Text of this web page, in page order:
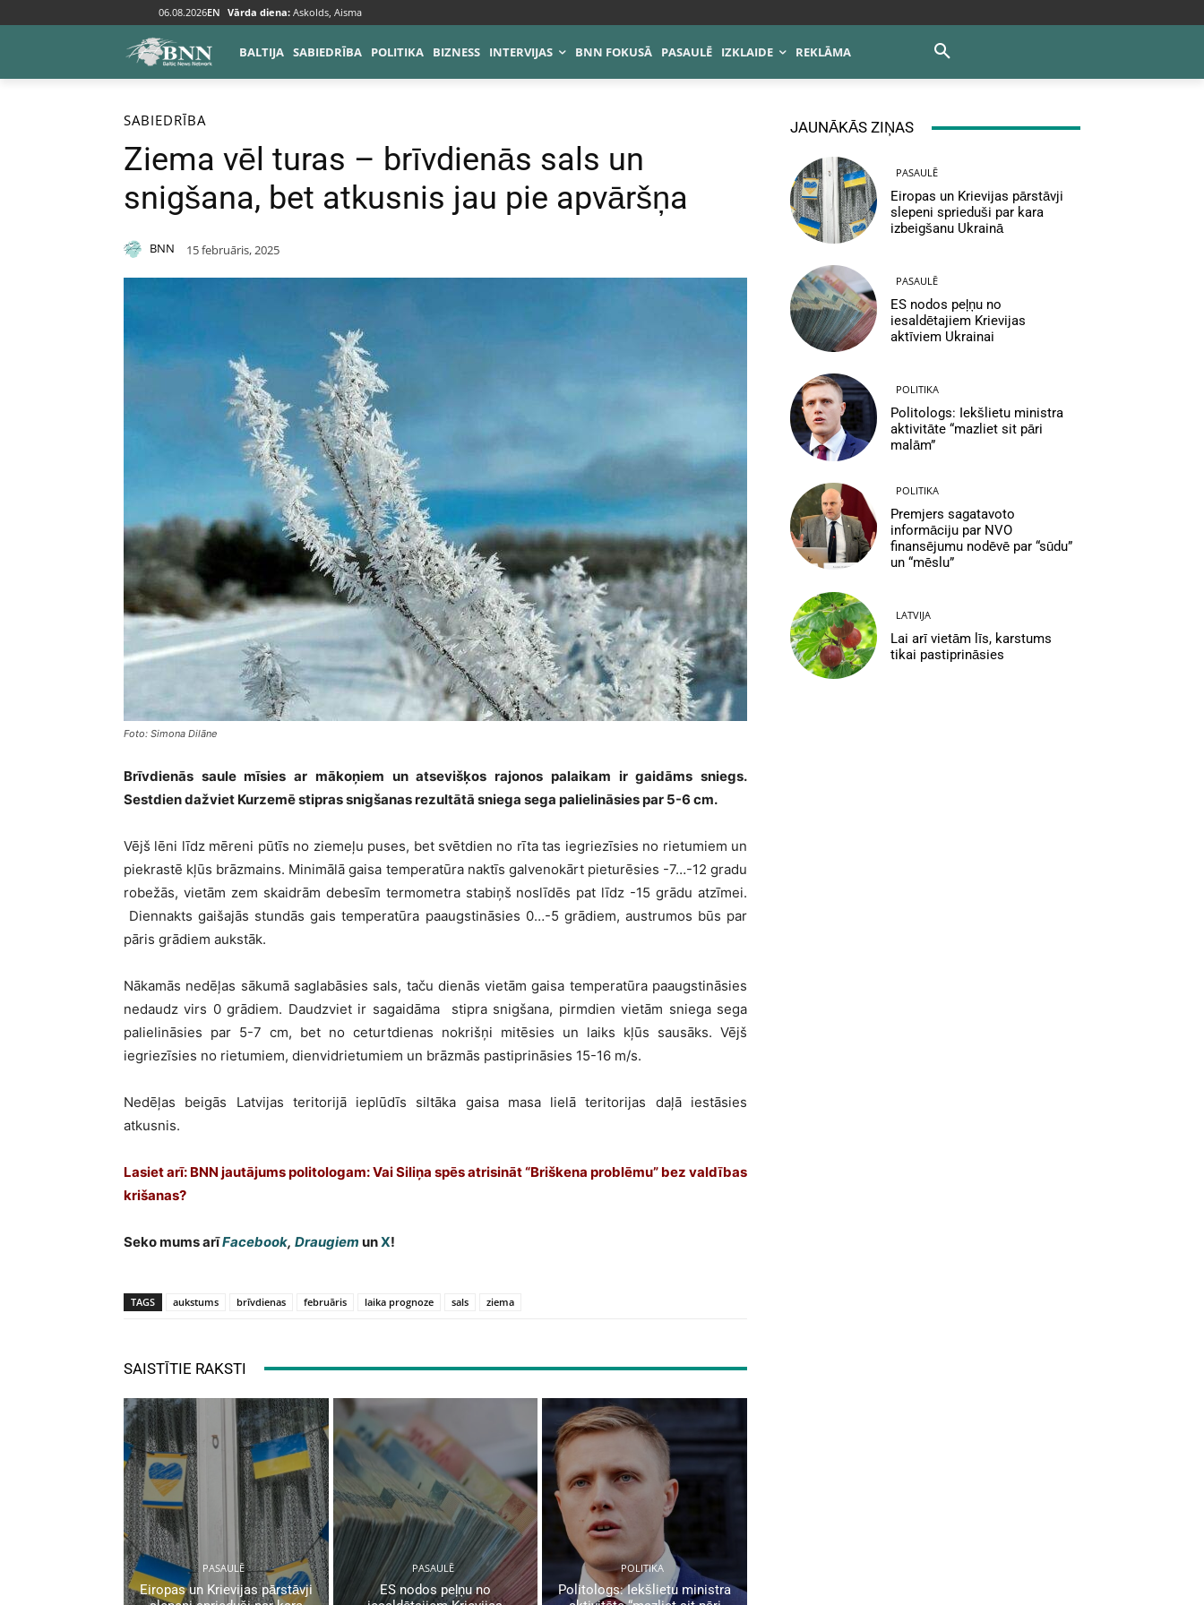
06.08.2026EN Vārda diena: Askolds, Aisma
BALTIJA SABIEDRĪBA POLITIKA BIZNESS INTERVIJAS BNN FOKUSĀ PASAULĒ IZKLAIDE REKLĀMA
Sākums Sabiedrība
SABIEDRĪBA
Ziema vēl turas – brīvdienās sals un
snigšana, bet atkusnis jau pie apvāršņa
BNN 15 februāris, 2025
Foto: Simona Dilāne
Brīvdienās saule mīsies ar mākoņiem un atsevišķos rajonos palaikam ir gaidāms sniegs.
Sestdien dažviet Kurzemē stipras snigšanas rezultātā sniega sega palielināsies par 5-6 cm.
Vējš lēni līdz mēreni pūtīs no ziemeļu puses, bet svētdien no rīta tas iegriezīsies no rietumiem un
piekrastē kļūs brāzmains. Minimālā gaisa temperatūra naktīs galvenokārt pieturēsies -7…-12 gradu
robežās, vietām zem skaidrām debesīm termometra stabiņš noslīdēs pat līdz -15 grādu atzīmei.
Diennakts gaišajās stundās gais temperatūra paaugstināsies 0…-5 grādiem, austrumos būs par
pāris grādiem aukstāk.
Nākamās nedēļas sākumā saglabāsies sals, taču dienās vietām gaisa temperatūra paaugstināsies
nedaudz virs 0 grādiem. Daudzviet ir sagaidāma stipra snigšana, pirmdien vietām sniega sega
palielināsies par 5-7 cm, bet no ceturtdienas nokrišņi mitēsies un laiks kļūs sausāks. Vējš
iegriezīsies no rietumiem, dienvidrietumiem un brāzmās pastiprināsies 15-16 m/s.
Nedēļas beigās Latvijas teritorijā ieplūdīs siltāka gaisa masa lielā teritorijas daļā iestāsies
atkusnis.
Lasiet arī: BNN jautājums politologam: Vai Siliņa spēs atrisināt “Briškena problēmu” bez valdības
krišanas?
Seko mums arīFacebook, Draugiem unX!
TAGS aukstums brīvdienas februāris laika prognoze sals ziema
SAISTĪTIE RAKSTI
PASAULĒ
Eiropas un Krievijas pārstāvji
PASAULĒ
ES nodos peļņu no
POLITIKA
Politologs: Iekšlietu ministra
JAUNĀKĀS ZIŅAS
PASAULĒ
Eiropas un Krievijas pārstāvji
slepeni sprieduši par kara
izbeigšanu Ukrainā
PASAULĒ
ES nodos peļņu no
iesaldētajiem Krievijas
aktīviem Ukrainai
POLITIKA
Politologs: Iekšlietu ministra
aktivitāte “mazliet sit pāri
malām”
POLITIKA
Premjers sagatavoto
informāciju par NVO
finansējumu nodēvē par “sūdu”
un “mēslu”
LATVIJA
Lai arī vietām līs, karstums
tikai pastiprināsies